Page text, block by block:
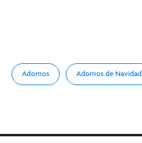
Adornos Adornos de Navidad